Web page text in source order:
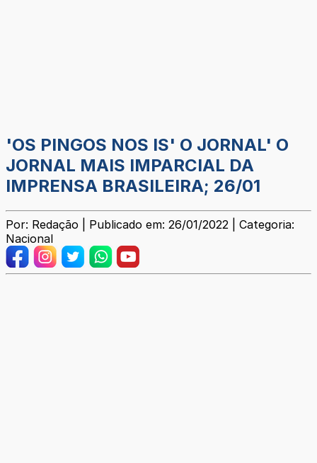
'OS PINGOS NOS IS' O JORNAL' O
JORNAL MAIS IMPARCIAL DA
IMPRENSA BRASILEIRA; 26/01
Por: Redação | Publicado em: 26/01/2022 | Categoria:
Nacional